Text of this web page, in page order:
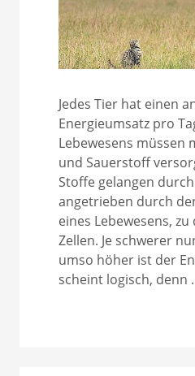
Jedes Tier hat einen
Energieumsatz pro
Lebewesens müssen
und Sauerstoff
Stoffe gelangen
angetrieben durch
eines Lebewesens,
Zellen. Je schwerer
umso höher ist der
scheint logisch, denn